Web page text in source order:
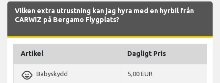
Vilken extra utrustning kan jag hyra med en hyrbil från
CARWIZ på Bergamo Flygplats?
Artikel Dagligt Pris
child_care Babyskydd 5,00 EUR